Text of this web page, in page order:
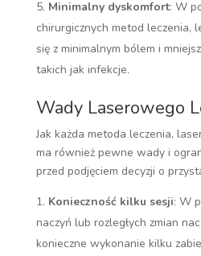
Minimalny dyskomfort: W
chirurgicznych metod leczenia,
się z minimalnym bólem i
takich jak infekcje.
Wady Laserowego
Jak każda metoda leczenia,
ma również pewne wady i
przed podjęciem decyzji o
Konieczność kilku sesji: W
naczyń lub rozległych zmian
konieczne wykonanie kilku